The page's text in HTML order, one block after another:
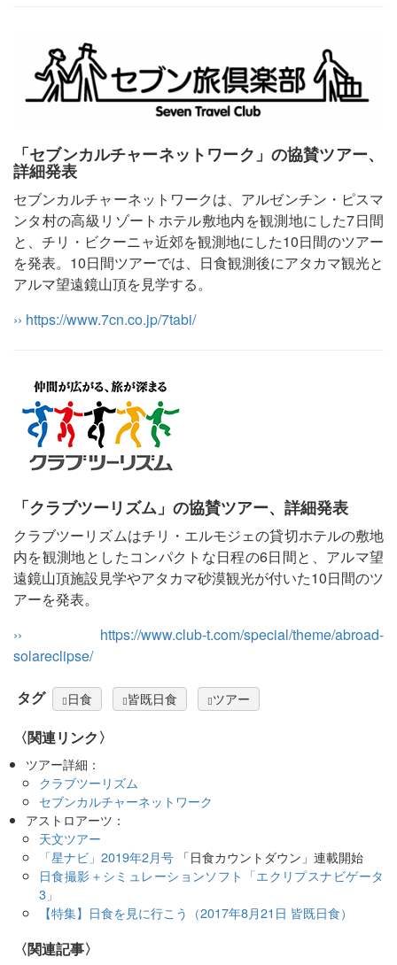
「セブンカルチャーネットワーク」の協賛ツアー、
詳細発表
セブンカルチャーネットワークは、アルゼンチン・ピスマ
ンタ村の高級リゾートホテル敷地内を観測地にした7日間
と、チリ・ビクーニャ近郊を観測地にした10日間のツアー
を発表。10日間ツアーでは、日食観測後にアタカマ観光と
アルマ望遠鏡山頂を見学する。
›› https://www.7cn.co.jp/7tabi/
「クラブツーリズム」の協賛ツアー、詳細発表
クラブツーリズムはチリ・エルモジェの貸切ホテルの敷地
内を観測地としたコンパクトな日程の6日間と、アルマ望
遠鏡山頂施設見学やアタカマ砂漠観光が付いた10日間のツ
アーを発表。
›› https://www.club-t.com/special/theme/abroad-
solareclipse/
タグ 日食 皆既日食 ツアー
〈関連リンク〉
ツアー詳細：
クラブツーリズム
セブンカルチャーネットワーク
アストロアーツ：
天文ツアー
「星ナビ」2019年2月号「日食カウントダウン」連載開始
日食撮影＋シミュレーションソフト「エクリプスナビゲータ
3」
【特集】日食を見に行こう（2017年8月21日 皆既日食）
関連記事